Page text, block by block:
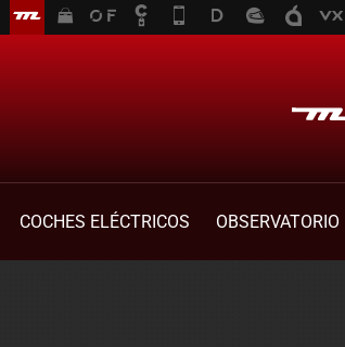
COCHES ELÉCTRICOS OBSERVATORIO